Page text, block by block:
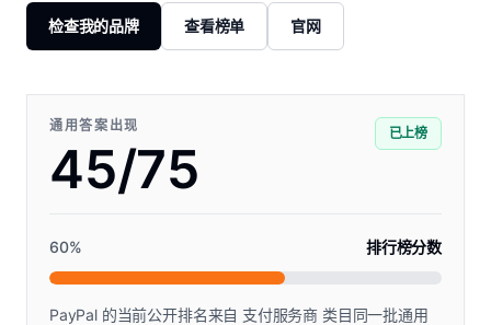
检查我的品牌 查看榜单 官网
通用答案出现
45/75
已上榜
60% 排行榜分数
PayPal 的当前公开排名来自 支付服务商 类目同一批通用